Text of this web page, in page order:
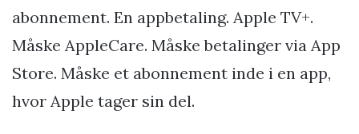
abonnement. En appbetaling. Apple TV+.
Måske AppleCare. Måske betalinger via App
Store. Måske et abonnement inde i en app,
hvor Apple tager sin del.